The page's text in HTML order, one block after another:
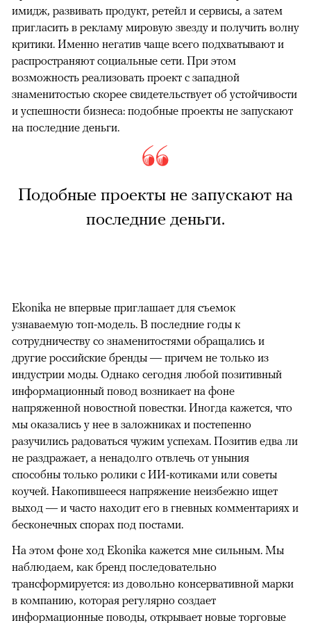
имидж, развивать продукт, ретейл и сервисы, а затем
пригласить в рекламу мировую звезду и получить волну
критики. Именно негатив чаще всего подхватывают и
распространяют социальные сети. При этом
возможность реализовать проект с западной
знаменитостью скорее свидетельствует об устойчивости
и успешности бизнеса: подобные проекты не запускают
на последние деньги.
Подобные проекты не запускают на
последние деньги.
Ekonika не впервые приглашает для съемок
узнаваемую топ-модель. В последние годы к
сотрудничеству со знаменитостями обращались и
другие российские бренды — причем не только из
индустрии моды. Однако сегодня любой позитивный
информационный повод возникает на фоне
напряженной новостной повестки. Иногда кажется, что
мы оказались у нее в заложниках и постепенно
разучились радоваться чужим успехам. Позитив едва ли
не раздражает, а ненадолго отвлечь от уныния
способны только ролики с ИИ-котиками или советы
коучей. Накопившееся напряжение неизбежно ищет
выход — и часто находит его в гневных комментариях и
бесконечных спорах под постами.
На этом фоне ход Ekonika кажется мне сильным. Мы
наблюдаем, как бренд последовательно
трансформируется: из довольно консервативной марки
в компанию, которая регулярно создает
информационные поводы, открывает новые торговые